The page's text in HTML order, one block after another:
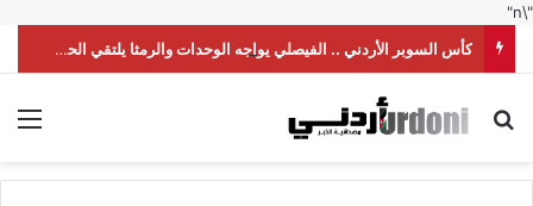
"\n"
كأس السوبر الأردني .. الفيصلي يواجه الوحدات والرمثا يلتقي الحسين
بحث عن